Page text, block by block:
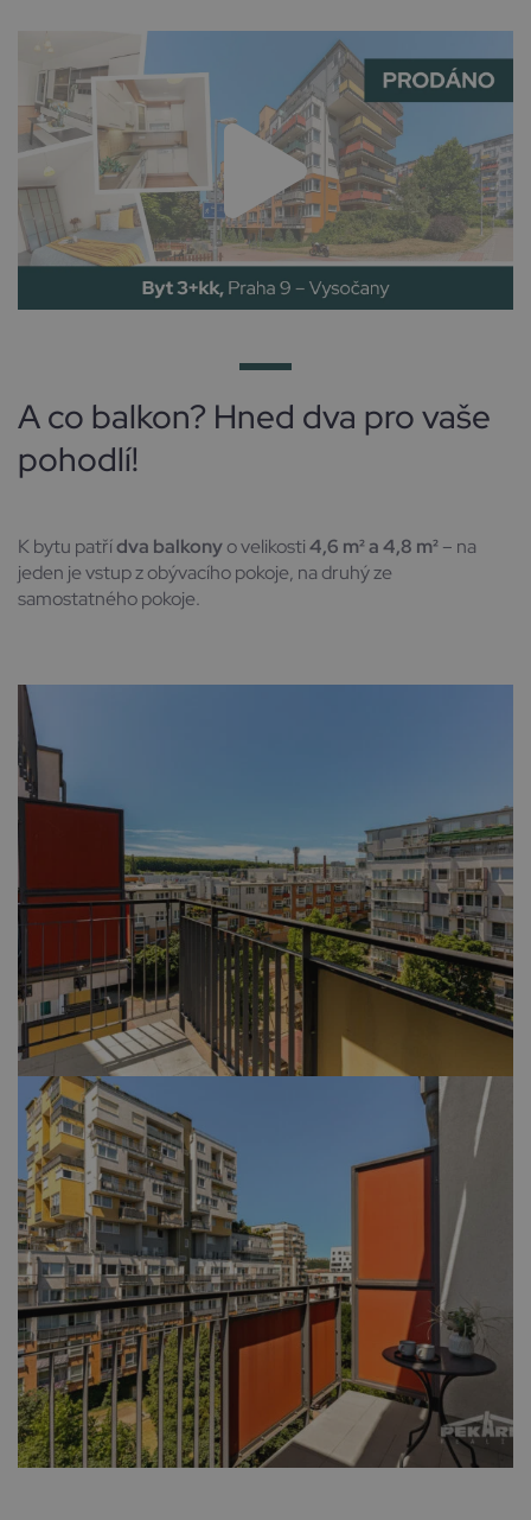
A co balkon? Hned dva pro vaše
pohodlí!
K bytu patřídva balkonyo velikosti4,6 m² a 4,8 m²– na
jeden je vstup z obývacího pokoje, na druhý ze
samostatného pokoje.